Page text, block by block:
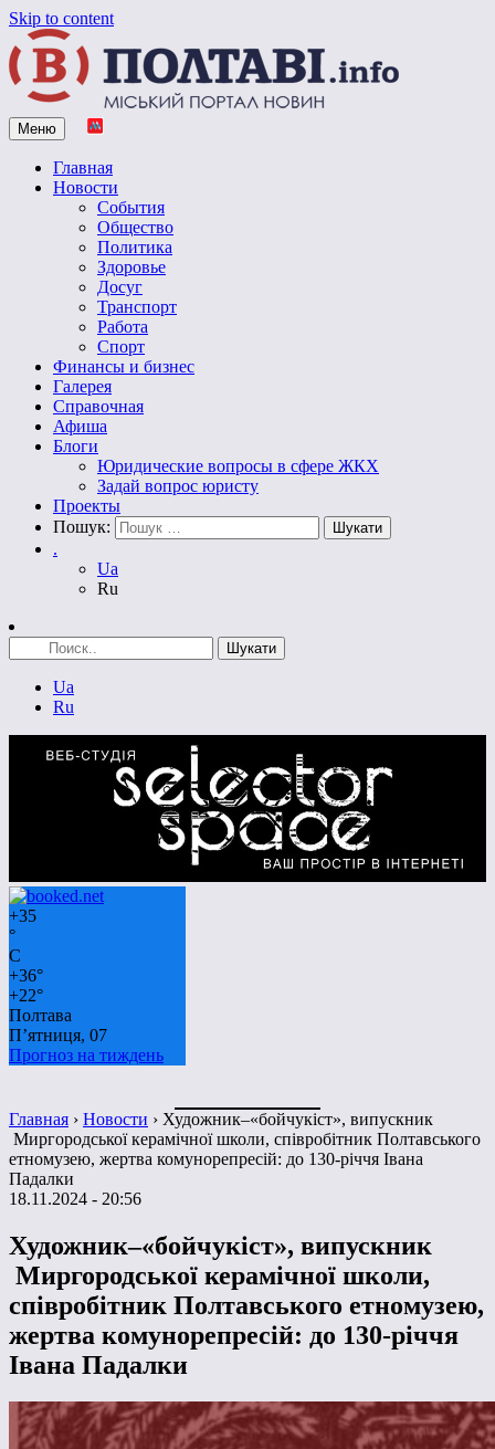
Skip to content
Vpoltave.info
Полтавский портал новостей
Меню
Главная
Новости
События
Общество
Политика
Здоровье
Досуг
Транспорт
Работа
Спорт
Финансы и бизнес
Галерея
Справочная
Афиша
Блоги
Юридические вопросы в сфере ЖКХ
Задай вопрос юристу
Проекты
Пошук:
.
Ua
Ru
Ua
Ru
+35
°
C
+36°
+22°
Полтава
П’ятниця, 07
Прогноз на тиждень
Главная › Новости › Художник–«бойчукіст», випускник
Миргородської керамічної школи, співробітник Полтавського
етномузею, жертва комунорепресій: до 130-річчя Івана
Падалки
18.11.2024 - 20:56
Художник–«бойчукіст», випускник
Миргородської керамічної школи,
співробітник Полтавського етномузею,
жертва комунорепресій: до 130-річчя
Івана Падалки